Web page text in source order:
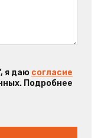
я даю согласие
Подробнее